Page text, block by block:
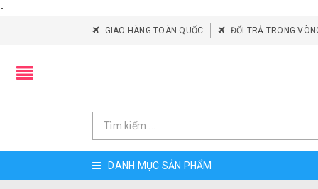
-
GIAO HÀNG TOÀN QUỐC ĐỔI TRẢ TRONG
DANH MỤC SẢN PHẨM